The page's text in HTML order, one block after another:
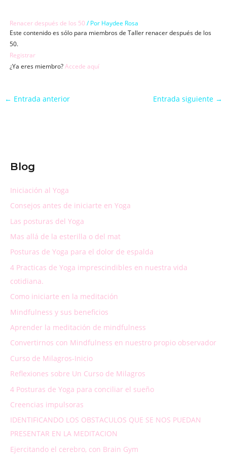
contenido
Renacer después de los 50 / Por Haydee Rosa
Este contenido es sólo para miembros de Taller renacer después de los
50.
Registrar
¿Ya eres miembro?Accede aquí
← Entrada anterior Entrada siguiente →
Blog
Iniciación al Yoga
Consejos antes de iniciarte en Yoga
Las posturas del Yoga
Mas allá de la esterilla o del mat
Posturas de Yoga para el dolor de espalda
4 Practicas de Yoga imprescindibles en nuestra vida
cotidiana.
Como iniciarte en la meditación
Mindfulness y sus beneficios
Aprender la meditación de mindfulness
Convertirnos con Mindfulness en nuestro propio observador
Curso de Milagros-Inicio
Reflexiones sobre Un Curso de Milagros
4 Posturas de Yoga para conciliar el sueño
Creencias impulsoras
IDENTIFICANDO LOS OBSTACULOS QUE SE NOS PUEDAN
PRESENTAR EN LA MEDITACION
Ejercitando el cerebro, con Brain Gym